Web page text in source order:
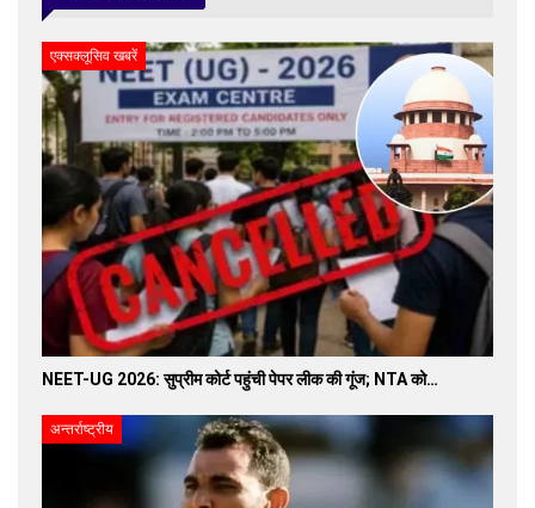
एक्सक्लूसिव खबरें
NEET-UG 2026: सुप्रीम कोर्ट पहुंची पेपर लीक की गूंज; NTA को…
अन्तर्राष्ट्रीय